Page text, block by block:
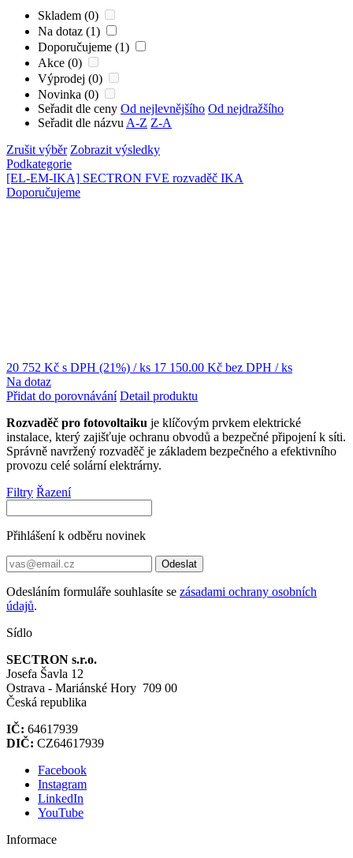
Skladem (0)
Na dotaz (1)
Doporučujeme (1)
Akce (0)
Výprodej (0)
Novinka (0)
Seřadit dle ceny Od nejlevnějšího Od nejdražšího
Seřadit dle názvu A-Z Z-A
Zrušit výběr Zobrazit výsledky
Podkategorie
[EL-EM-IKA] SECTRON FVE rozvaděč IKA
Doporučujeme
20 752 Kč s DPH (21%) / ks 17 150.00 Kč bez DPH / ks
Na dotaz
Přidat do porovnávání Detail produktu
Rozvaděč pro fotovoltaiku je klíčovým prvkem elektrické
instalace, který zajišťuje ochranu obvodů a bezpečné připojení k síti.
Správně navržený rozvaděč je základem bezpečného a efektivního
provozu celé solární elektrárny.
Filtry Řazení
Přihlášení k odběru novinek
Odeslat
Odesláním formuláře souhlasíte se zásadami ochrany osobních
údajů.
Sídlo
SECTRON s.r.o.
Josefa Šavla 12
Ostrava - Mariánské Hory 709 00
Česká republika
IČ: 64617939
DIČ: CZ64617939
Facebook
Instagram
LinkedIn
YouTube
Informace